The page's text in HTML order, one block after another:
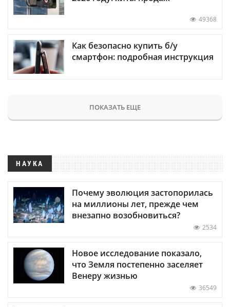
49368
Как безопасно купить б/у
смартфон: подробная инструкция
ПОКАЗАТЬ ЕЩЕ
НАУКА
Почему эволюция застопорилась
на миллионы лет, прежде чем
внезапно возобновиться?
2534
Новое исследование показало,
что Земля постепенно заселяет
Венеру жизнью
36549